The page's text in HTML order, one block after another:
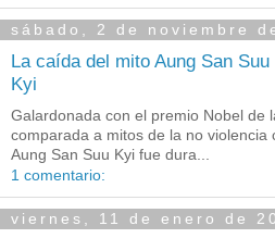
sábado, 2 de noviembre
La caída del mito Aung San Suu
Kyi
Galardonada con el premio Nobel de
comparada a mitos de la no violencia
Aung San Suu Kyi fue dura...
1 comentario:
viernes, 11 de enero de